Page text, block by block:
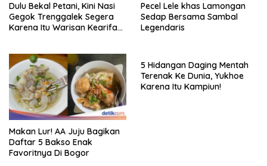
Dulu Bekal Petani, Kini Nasi
Gegok Trenggalek Segera
Karena Itu Warisan Kearifan
Pecel Lele khas Lamongan
Sedap Bersama Sambal
Legendaris
Makan Lur! AA Juju Bagikan
Daftar 5 Bakso Enak
Favoritnya Di Bogor
5 Hidangan Daging Mentah
Terenak Ke Dunia, Yukhoe
Karena Itu Kampiun!